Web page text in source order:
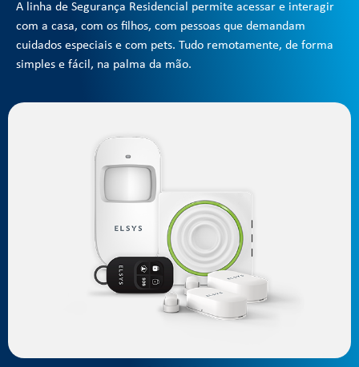
A linha de Segurança Residencial permite acessar e interagir
com a casa, com os filhos, com pessoas que demandam
cuidados especiais e com pets. Tudo remotamente, de forma
simples e fácil, na palma da mão.